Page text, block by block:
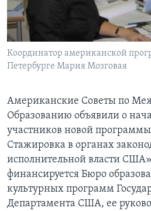
Learning English
СОЦИАЛЬНЫЕ СЕТИ
Языки
Координатор американской
Петербурге Мария Мозговая
Американские Советы по
Образованию объявили о
участников новой
Стажировка в органах
исполнительной власти
финансируется Бюро
культурных программ
Департамента США, ее